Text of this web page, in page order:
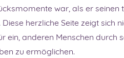
war, als er seinen
herzliche Seite zeigt sich
ein, anderen Menschen durch
zu ermöglichen.